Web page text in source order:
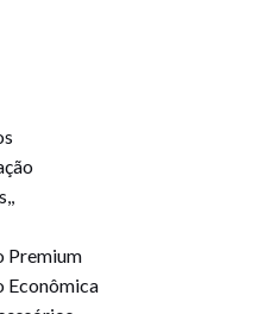
Premium
Econômica